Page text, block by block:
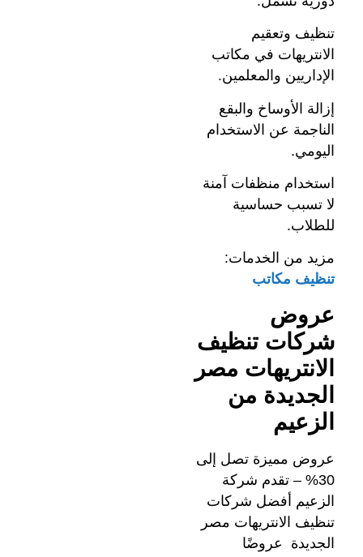
تنظيف وتعقيم
الانتريهات في مكاتب
الإداريين والمعلمين.
إزالة الأوساخ والبقع
الناجمة عن الاستخدام
اليومي.
استخدام منظفات آمنة
لا تسبب حساسية
للطلاب.
مزيد من الخدمات:
تنظيف مكاتب
عروض
شركات تنظيف
الانتريهات مصر
الجديدة من
الزعيم
عروض مميزة تصل إلى
30% – تقدم شركة
الزعيم أفضل شركات
تنظيف الانتريهات مصر
الجديدة عروضًا